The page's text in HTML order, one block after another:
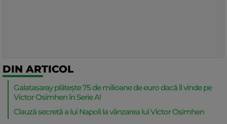
DIN ARTICOL
Galatasaray plătește 75 de milioane de euro dacă îl vinde pe
Victor Osimhen în Serie A!
Clauză secretă a lui Napoli la vânzarea lui Victor Osimhen